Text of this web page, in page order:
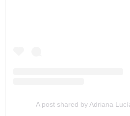
A post shared by Adriana